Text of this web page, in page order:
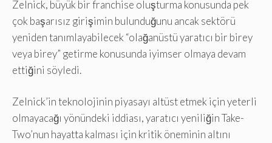
Zelnick, büyük bir franchise oluşturma konusunda pek
çok başarısız girişimin bulunduğunu ancak sektörü
yeniden tanımlayabilecek “olağanüstü yaratıcı bir birey
veya birey” getirme konusunda iyimser olmaya devam
ettiğini söyledi.
Zelnick’in teknolojinin piyasayı altüst etmek için yeterli
olmayacağı yönündeki iddiası, yaratıcı yeniliğin Take-
Two’nun hayatta kalması için kritik öneminin altını